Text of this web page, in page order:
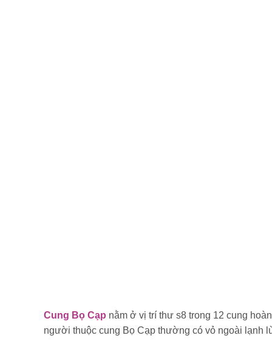
Cung Bọ Cạp nằm ở vị trí thư s8 trong 12 cung
người thuộc cung Bọ Cạp thường có vỏ ngoài lạnh